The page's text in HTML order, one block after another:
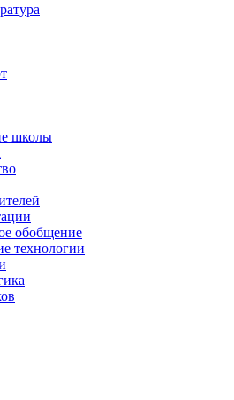
школы
обобщение
технологии